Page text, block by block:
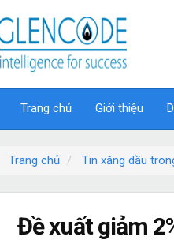
Trang chủ Giới thiệu
Trang chủ Tin xăng dầu
Đề xuất giảm